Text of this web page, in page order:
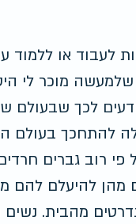
לעבוד או ללמוד
שלמעשה מוכר לי
לכך שבעולם
להתחכך בעולם
פי רוב גברים
מהן להיעלם
מהבית.